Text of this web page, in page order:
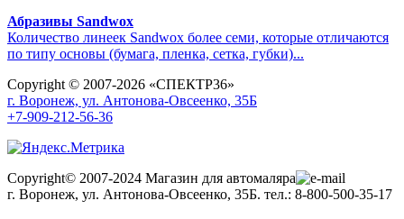
Абразивы Sandwox
Количество линеек Sandwox более семи, которые отличаются
по типу основы (бумага, пленка, сетка, губки)...
Copyright © 2007-2026 «СПЕКТР36»
г. Воронеж, ул. Антонова-Овсеенко, 35Б
+7-909-212-56-36
Copyright© 2007-2024 Магазин для автомаляра
г. Воронеж, ул. Антонова-Овсеенко, 35Б. тел.: 8-800-500-35-17